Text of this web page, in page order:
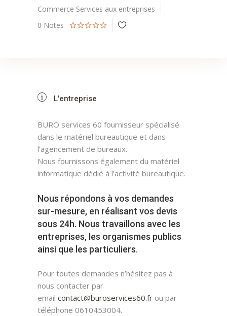
Commerce Services aux entreprises
0 Notes
L'entreprise
BURO services 60 fournisseur spécialisé
dans le matériel bureautique et dans
l’agencement de bureaux.
Nous fournissons également du matériel
informatique dédié à l’activité bureautique.
Nous répondons à vos demandes
sur-mesure, en réalisant vos devis
sous 24h. Nous travaillons avec les
entreprises, les organismes publics
ainsi que les particuliers.
Pour toutes demandes n’hésitez pas à
nous contacter par
email contact@buroservices60.fr ou par
téléphone 0610453004.